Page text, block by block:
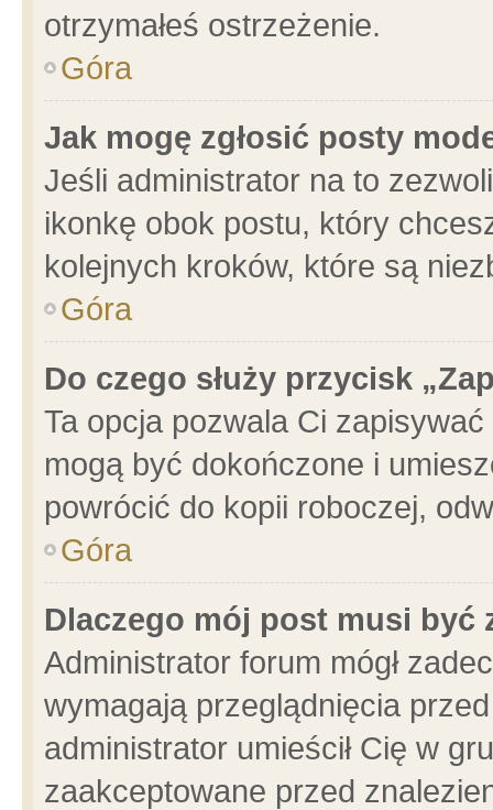
otrzymałeś ostrzeżenie.
Góra
Jak mogę zgłosić posty
Jeśli administrator na to
ikonkę obok postu, który
kolejnych kroków, które są
Góra
Do czego służy przycisk
Ta opcja pozwala Ci
mogą być dokończone i
powrócić do kopii roboczej,
Góra
Dlaczego mój post musi być
Administrator forum mógł
wymagają przeglądnięcia
administrator umieścił Cię w
zaakceptowane przed